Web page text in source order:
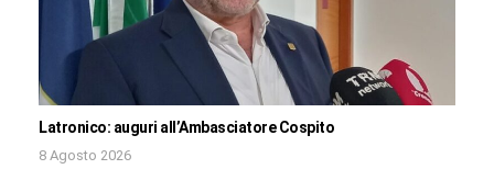
Latronico: auguri all’Ambasciatore Cospito
8 Agosto 2026